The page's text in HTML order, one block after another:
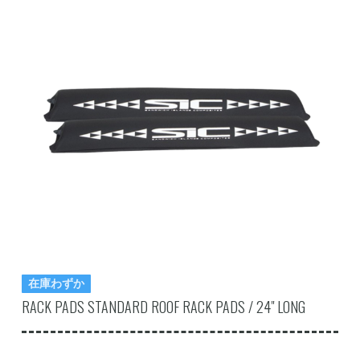
在庫わずか
RACK PADS STANDARD ROOF RACK PADS / 24" LONG